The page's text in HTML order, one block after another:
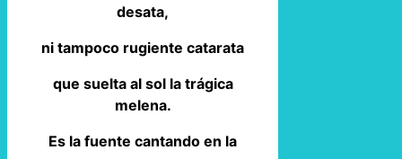
desata,
ni tampoco rugiente catarata
que suelta al sol la trágica
melena.
Es la fuente cantando en la